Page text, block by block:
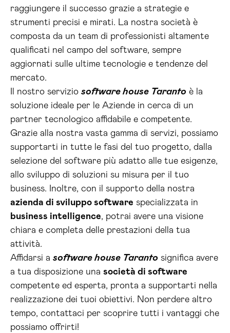
raggiungere il successo grazie a strategie e
strumenti precisi e mirati. La nostra società è
composta da un team di professionisti altamente
qualificati nel campo del software, sempre
aggiornati sulle ultime tecnologie e tendenze del
mercato.
Il nostro servizio software house Taranto è la
soluzione ideale per le Aziende in cerca di un
partner tecnologico affidabile e competente.
Grazie alla nostra vasta gamma di servizi, possiamo
supportarti in tutte le fasi del tuo progetto, dalla
selezione del software più adatto alle tue esigenze,
allo sviluppo di soluzioni su misura per il tuo
business. Inoltre, con il supporto della nostra
azienda di sviluppo software specializzata in
business intelligence, potrai avere una visione
chiara e completa delle prestazioni della tua
attività.
Affidarsi a software house Taranto significa avere
a tua disposizione una società di software
competente ed esperta, pronta a supportarti nella
realizzazione dei tuoi obiettivi. Non perdere altro
tempo, contattaci per scoprire tutti i vantaggi che
possiamo offrirti!